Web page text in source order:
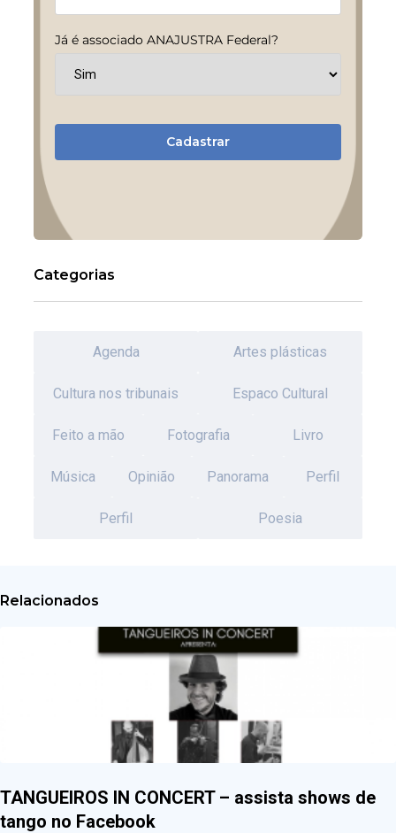
Já é associado ANAJUSTRA Federal?
Cadastrar
Categorias
Agenda Artes plásticas
Cultura nos tribunais Espaco Cultural
Feito a mão Fotografia Livro
Música Opinião Panorama Perfil
Perfil Poesia
Relacionados
TANGUEIROS IN CONCERT – assista shows de
tango no Facebook